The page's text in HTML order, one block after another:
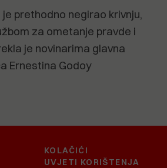
prethodno negirao krivnju,
za ometanje pravde i
je novinarima glavna
Ernestina Godoy
KOLAČIĆI
UVJETI KORIŠTENJA